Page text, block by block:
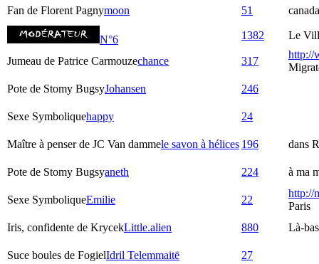
Fan de Florent Pagnymoon 51 canada
N°6 1382 Le
Jumeau de Patrice Carmouzechance 317
http://
Pote de Stomy BugsyJohansen 246
Sexe Symboliquehappy 24
Maître à penser de JC Van dammele savon à hélices 196 dans
Pote de Stomy Bugsyaneth 224 à ma
Sexe SymboliqueEmilie 22
http://
Paris
Iris, confidente de KrycekLittle.alien 880 Là-
Suce boules de FogielIdril Telemmaitë 27